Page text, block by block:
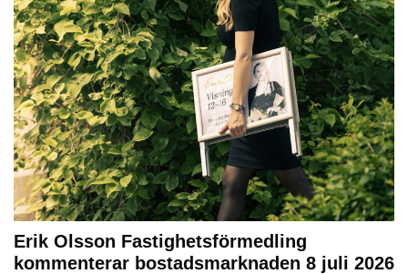
Erik Olsson Fastighetsförmedling
kommenterar bostadsmarknaden 8 juli 2026